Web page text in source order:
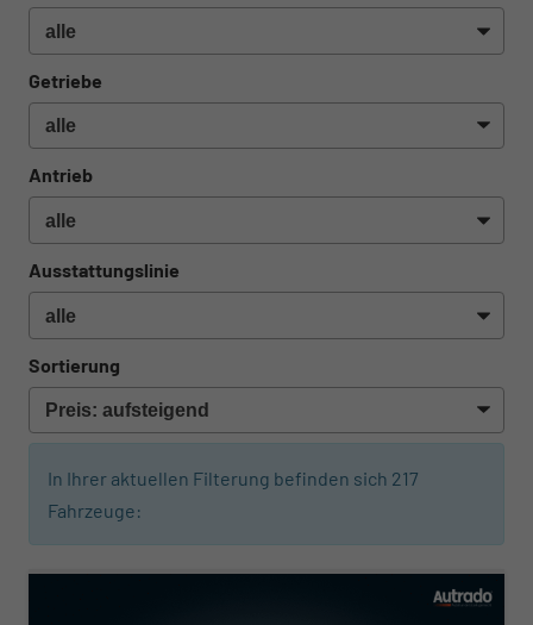
Getriebe
Antrieb
Ausstattungslinie
Sortierung
In Ihrer aktuellen Filterung befinden sich 217
Fahrzeuge: